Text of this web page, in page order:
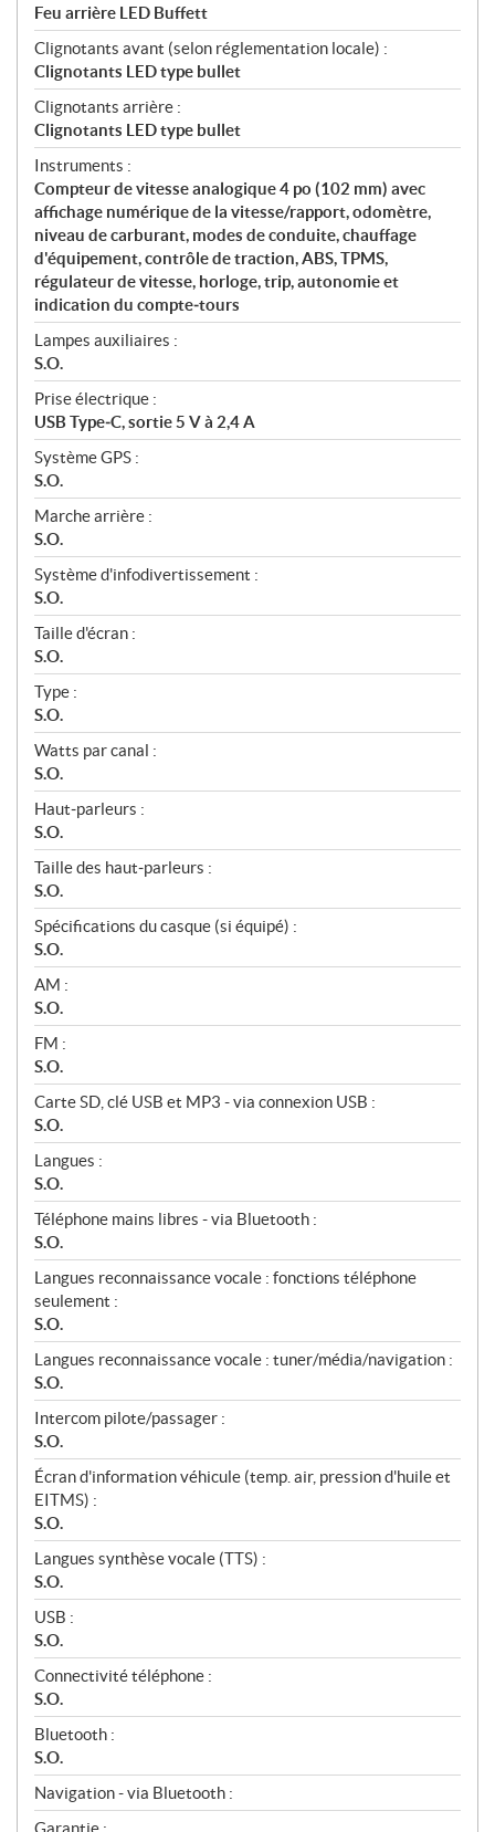
Feu arrière LED Buffett
Clignotants avant (selon réglementation locale) :
Clignotants LED type bullet
Clignotants arrière :
Clignotants LED type bullet
Instruments :
Compteur de vitesse analogique 4 po (102 mm) avec
affichage numérique de la vitesse/rapport, odomètre,
niveau de carburant, modes de conduite, chauffage
d'équipement, contrôle de traction, ABS, TPMS,
régulateur de vitesse, horloge, trip, autonomie et
indication du compte‑tours
Lampes auxiliaires :
S.O.
Prise électrique :
USB Type‑C, sortie 5 V à 2,4 A
Système GPS :
S.O.
Marche arrière :
S.O.
Système d'infodivertissement :
S.O.
Taille d'écran :
S.O.
Type :
S.O.
Watts par canal :
S.O.
Haut‑parleurs :
S.O.
Taille des haut‑parleurs :
S.O.
Spécifications du casque (si équipé) :
S.O.
AM :
S.O.
FM :
S.O.
Carte SD, clé USB et MP3 - via connexion USB :
S.O.
Langues :
S.O.
Téléphone mains libres - via Bluetooth :
S.O.
Langues reconnaissance vocale : fonctions téléphone
seulement :
S.O.
Langues reconnaissance vocale : tuner/média/navigation :
S.O.
Intercom pilote/passager :
S.O.
Écran d'information véhicule (temp. air, pression d'huile et
EITMS) :
S.O.
Langues synthèse vocale (TTS) :
S.O.
USB :
S.O.
Connectivité téléphone :
S.O.
Bluetooth :
S.O.
Navigation - via Bluetooth :
Garantie :